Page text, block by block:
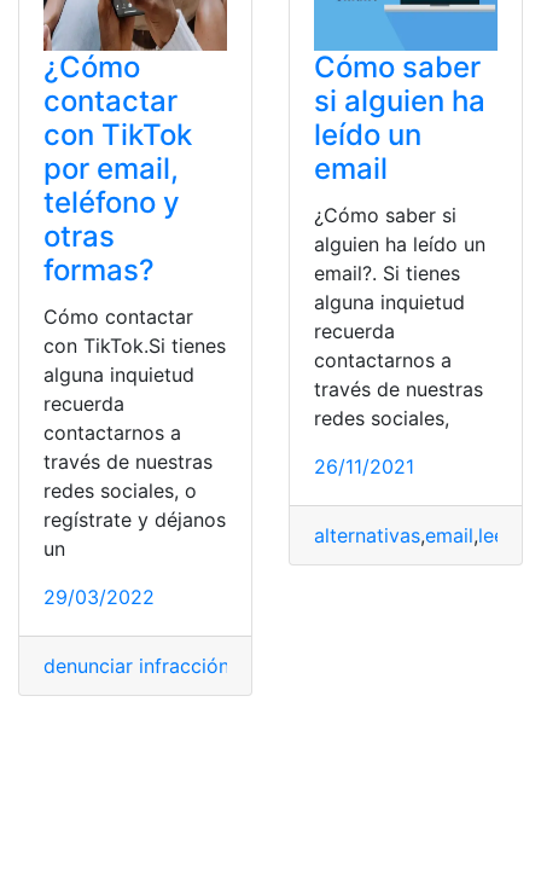
¿Cómo
contactar
con TikTok
por email,
teléfono y
otras
formas?
Cómo contactar
con TikTok.Si tienes
alguna inquietud
recuerda
contactarnos a
través de nuestras
redes sociales, o
regístrate y déjanos
un
29/03/2022
denunciar infracción
Cómo saber
si alguien ha
leído un
email
¿Cómo saber si
alguien ha leído un
email?. Si tienes
alguna inquietud
recuerda
contactarnos a
través de nuestras
redes sociales,
26/11/2021
alternativas,email,leer